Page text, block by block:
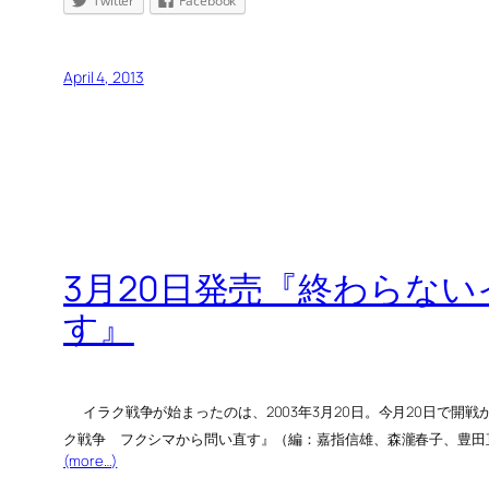
April 4, 2013
3月20日発売『終
す』
イラク戦争が始まったのは、2003年3月20日。今月20日で開
ク戦争 フクシマから問い直す』（編：嘉指信雄、森瀧春子、豊
(more…)